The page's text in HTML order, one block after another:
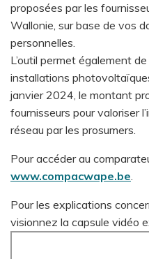
proposées par les
Wallonie, sur base de vos
personnelles.
L’outil permet également
installations
janvier 2024, le montant
fournisseurs pour valoriser
réseau par les prosumers.
Pour accéder au
www.compacwape.be.
Pour les explications
visionnez la capsule vidéo